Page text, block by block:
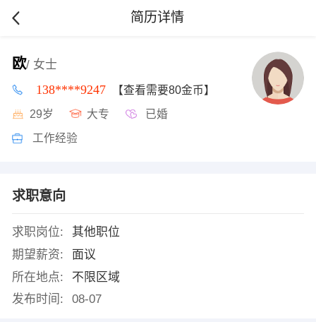
简历详情
欧/ 女士
138****9247 【查看需要80金币】
29岁 大专 已婚
工作经验
求职意向
求职岗位:
其他职位
期望薪资:
面议
所在地点:
不限区域
发布时间:
08-07